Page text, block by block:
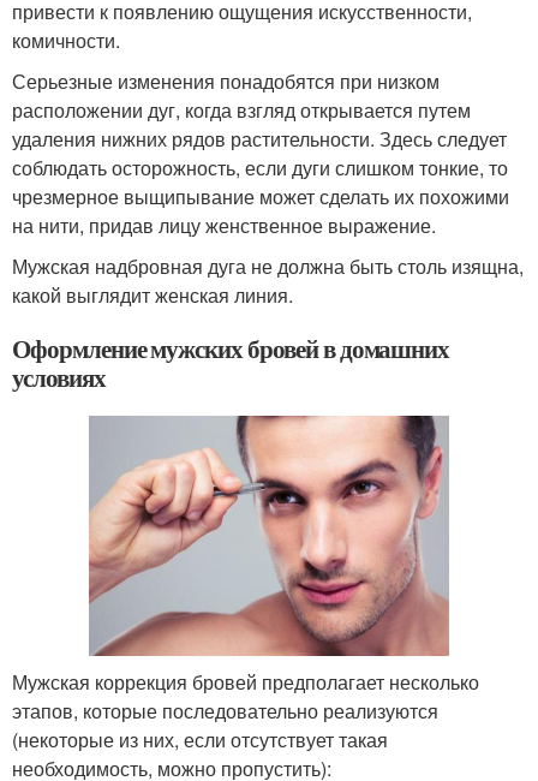
привести к появлению ощущения искусственности,
комичности.
Серьезные изменения понадобятся при низком
расположении дуг, когда взгляд открывается путем
удаления нижних рядов растительности. Здесь следует
соблюдать осторожность, если дуги слишком тонкие, то
чрезмерное выщипывание может сделать их похожими
на нити, придав лицу женственное выражение.
Мужская надбровная дуга не должна быть столь изящна,
какой выглядит женская линия.
Оформление мужских бровей в домашних
условиях
Мужская коррекция бровей предполагает несколько
этапов, которые последовательно реализуются
(некоторые из них, если отсутствует такая
необходимость, можно пропустить):